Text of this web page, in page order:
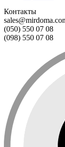
Контакты
(050) 550 07 08
(098) 550 07 08